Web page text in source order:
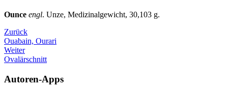
Ounce engl. Unze, Medizinalgewicht, 30,103 g.
Zurück
Ouabain, Ourari
Weiter
Ovalärschnitt
Autoren-Apps